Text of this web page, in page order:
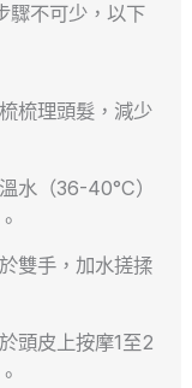
驟不可少，以下
梳理頭髮，減少
水（36-40°C）
雙手，加水搓揉
頭皮上按摩1至2